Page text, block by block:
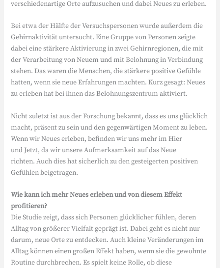
verschiedenartige Orte aufzusuchen und dabei Neues zu erleben.
Bei etwa der Hälfte der Versuchspersonen wurde außerdem die
Gehirnaktivität untersucht. Eine Gruppe von Personen zeigte
dabei eine stärkere Aktivierung in zwei Gehirnregionen, die mit
der Verarbeitung von Neuem und mit Belohnung in Verbindung
stehen. Das waren die Menschen, die stärkere positive Gefühle
hatten, wenn sie neue Erfahrungen machten. Kurz gesagt: Neues
zu erleben hat bei ihnen das Belohnungszentrum aktiviert.
Nicht zuletzt ist aus der Forschung bekannt, dass es uns glücklich
macht, präsent zu sein und den gegenwärtigen Moment zu leben.
Wenn wir Neues erleben, befinden wir uns mehr im Hier
und Jetzt, da wir unsere Aufmerksamkeit auf das Neue
richten. Auch dies hat sicherlich zu den gesteigerten positiven
Gefühlen beigetragen.
Wie kann ich mehr Neues erleben und von diesem Effekt
profitieren?
Die Studie zeigt, dass sich Personen glücklicher fühlen, deren
Alltag von größerer Vielfalt geprägt ist. Dabei geht es nicht nur
darum, neue Orte zu entdecken. Auch kleine Veränderungen im
Alltag können einen großen Effekt haben, wenn sie die gewohnte
Routine durchbrechen. Es spielt keine Rolle, ob diese